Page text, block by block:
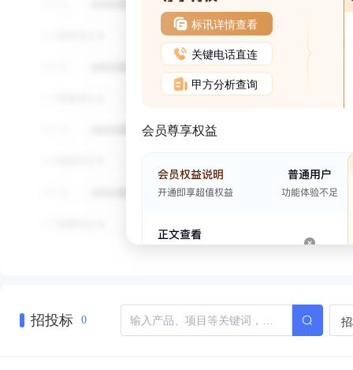
标讯详情查看
关键电话直连
甲方分析查询
会员尊享权益
招投标 0